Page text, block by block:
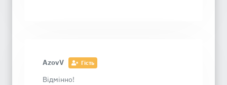
AzovV Гість
Відмінно!